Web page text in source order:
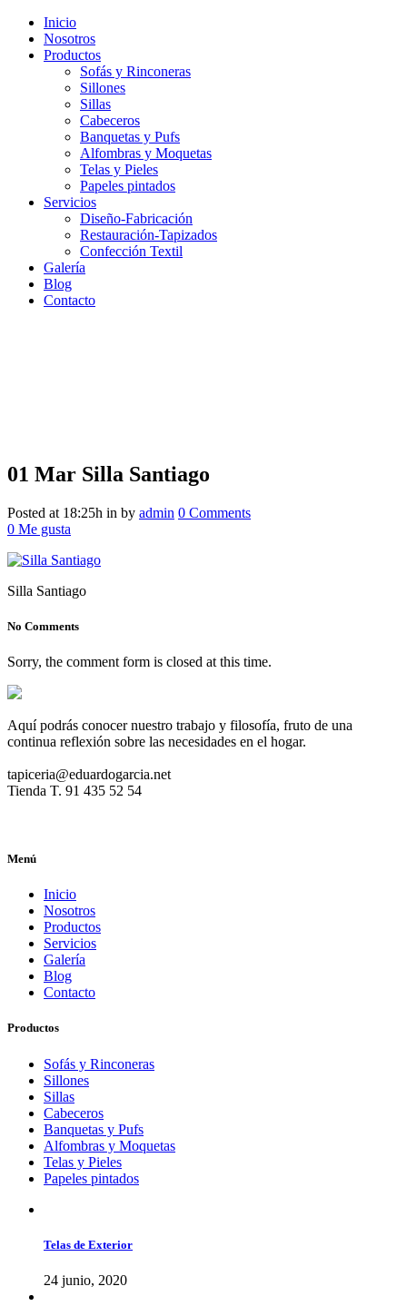
Inicio
Nosotros
Productos
Sofás y Rinconeras
Sillones
Sillas
Cabeceros
Banquetas y Pufs
Alfombras y Moquetas
Telas y Pieles
Papeles pintados
Servicios
Diseño-Fabricación
Restauración-Tapizados
Confección Textil
Galería
Blog
Contacto
Silla Santiago
01 Mar Silla Santiago
Posted at 18:25h in by admin 0 Comments
0 Me gusta
Silla Santiago
No Comments
Sorry, the comment form is closed at this time.
Aquí podrás conocer nuestro trabajo y filosofía, fruto de una
continua reflexión sobre las necesidades en el hogar.
tapiceria@eduardogarcia.net
Tienda T. 91 435 52 54
Menú
Inicio
Nosotros
Productos
Servicios
Galería
Blog
Contacto
Productos
Sofás y Rinconeras
Sillones
Sillas
Cabeceros
Banquetas y Pufs
Alfombras y Moquetas
Telas y Pieles
Papeles pintados
Telas de Exterior
24 junio, 2020